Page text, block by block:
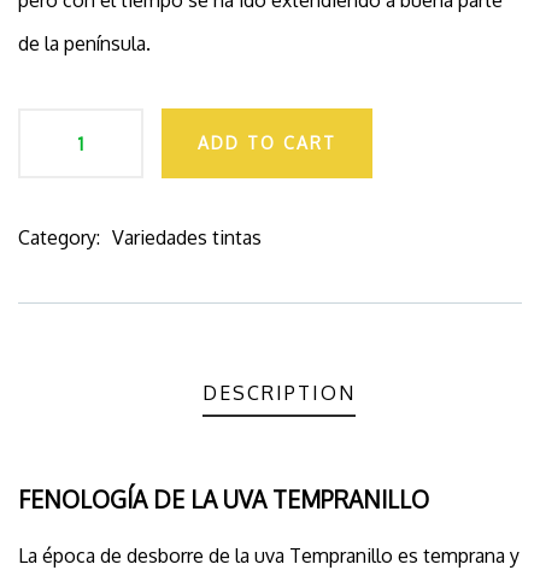
de la península.
ADD TO CART
Category: Variedades tintas
DESCRIPTION
FENOLOGÍA DE LA UVA TEMPRANILLO
La época de desborre de la uva Tempranillo es temprana y